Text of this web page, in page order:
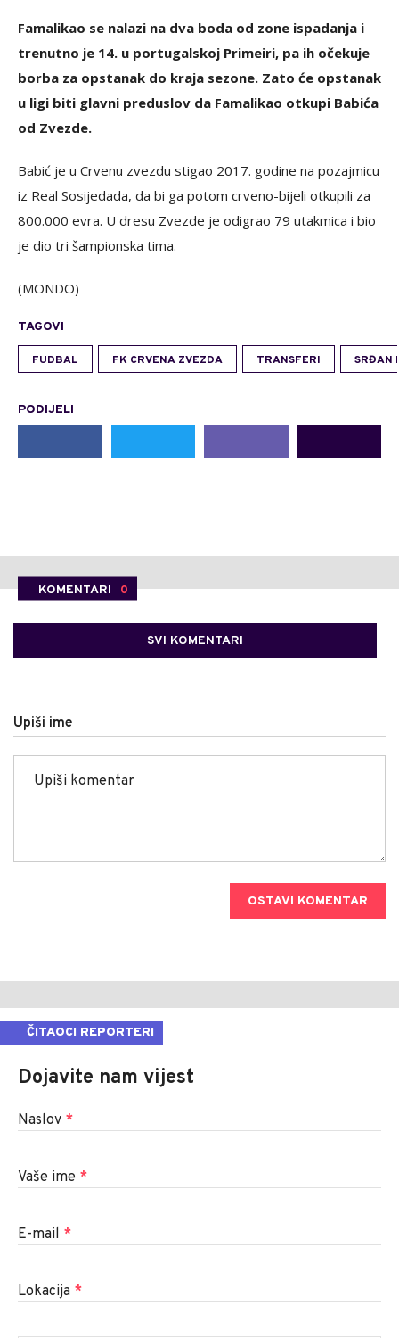
Famalikao se nalazi na dva boda od zone ispadanja i
trenutno je 14. u portugalskoj Primeiri, pa ih očekuje
borba za opstanak do kraja sezone. Zato će opstanak
u ligi biti glavni preduslov da Famalikao otkupi Babića
od Zvezde.
Babić je u Crvenu zvezdu stigao 2017. godine na pozajmicu
iz Real Sosijedada, da bi ga potom crveno-bijeli otkupili za
800.000 evra. U dresu Zvezde je odigrao 79 utakmica i bio
je dio tri šampionska tima.
(MONDO)
TAGOVI
FUDBAL FK CRVENA ZVEZDA TRANSFERI SRĐAN
PODIJELI
KOMENTARI 0
SVI KOMENTARI
Upiši ime
OSTAVI KOMENTAR
ČITAOCI REPORTERI
Dojavite nam vijest
Naslov *
Vaše ime *
E-mail *
Lokacija *